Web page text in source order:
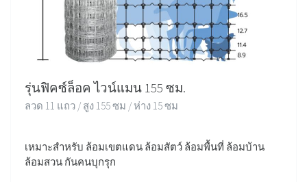
รุ่นฟิคซ์ล็อค ไวน์แมน 155 ซม.
ลวด 11 แถว / สูง 155 ซม / ห่าง 15 ซม
เหมาะสำหรับ ล้อมเขตแดน ล้อมสัตว์ ล้อมพื้นที่ ล้อมบ้าน
ล้อมสวน กันคนบุกรุก